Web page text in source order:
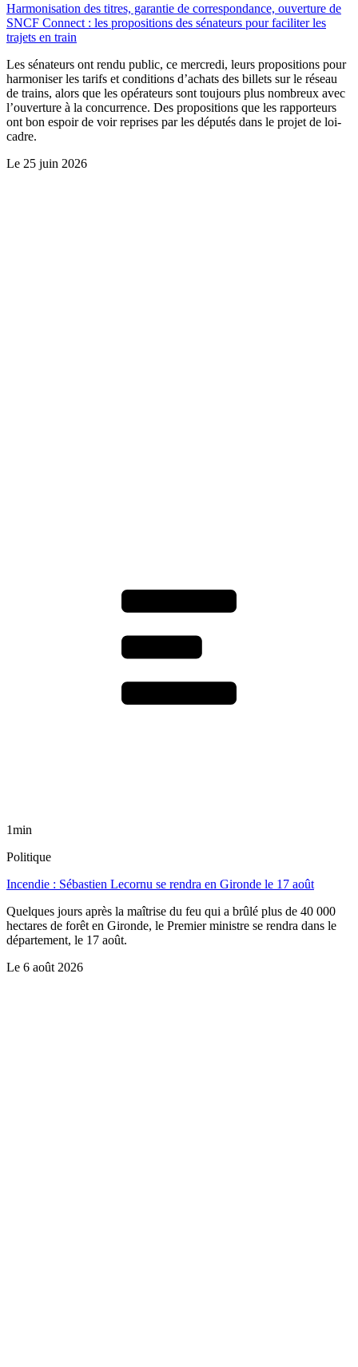
Harmonisation des titres, garantie de correspondance, ouverture de
SNCF Connect : les propositions des sénateurs pour faciliter les
trajets en train
Les sénateurs ont rendu public, ce mercredi, leurs propositions pour
harmoniser les tarifs et conditions d’achats des billets sur le réseau
de trains, alors que les opérateurs sont toujours plus nombreux avec
l’ouverture à la concurrence. Des propositions que les rapporteurs
ont bon espoir de voir reprises par les députés dans le projet de loi-
cadre.
Le 25 juin 2026
1min
Politique
Incendie : Sébastien Lecornu se rendra en Gironde le 17 août
Quelques jours après la maîtrise du feu qui a brûlé plus de 40 000
hectares de forêt en Gironde, le Premier ministre se rendra dans le
département, le 17 août.
Le 6 août 2026